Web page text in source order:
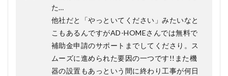
た…
他社だと「やっといてください」みたいなと
こもあるんですがAD-HOMEさんでは無料で
補助金申請のサポートまでしてくださり。ス
ムーズに進められた要因の一つです!!また機
器の設置もあっという間に終わり工事が何日